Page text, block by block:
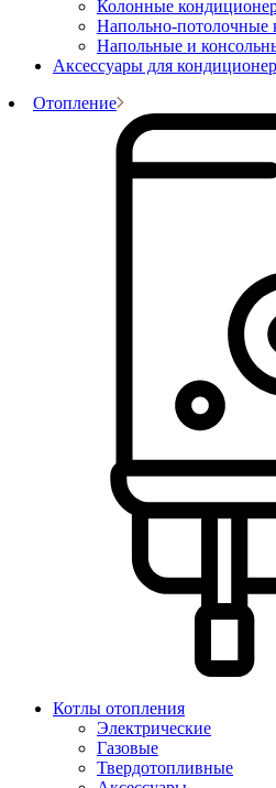
Колонные
Напольно-потолочные
Напольные и
Аксессуары для
Отопление
Котлы отопления
Электрические
Газовые
Твердотопливные